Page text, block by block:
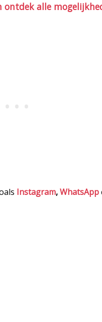
alle
Instagram,WhatsApp